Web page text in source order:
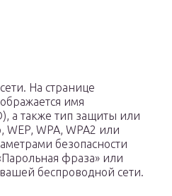
На странице
имя
а также тип защиты или
WPA, WPA2 или
безопасности
фраза» или
беспроводной сети.